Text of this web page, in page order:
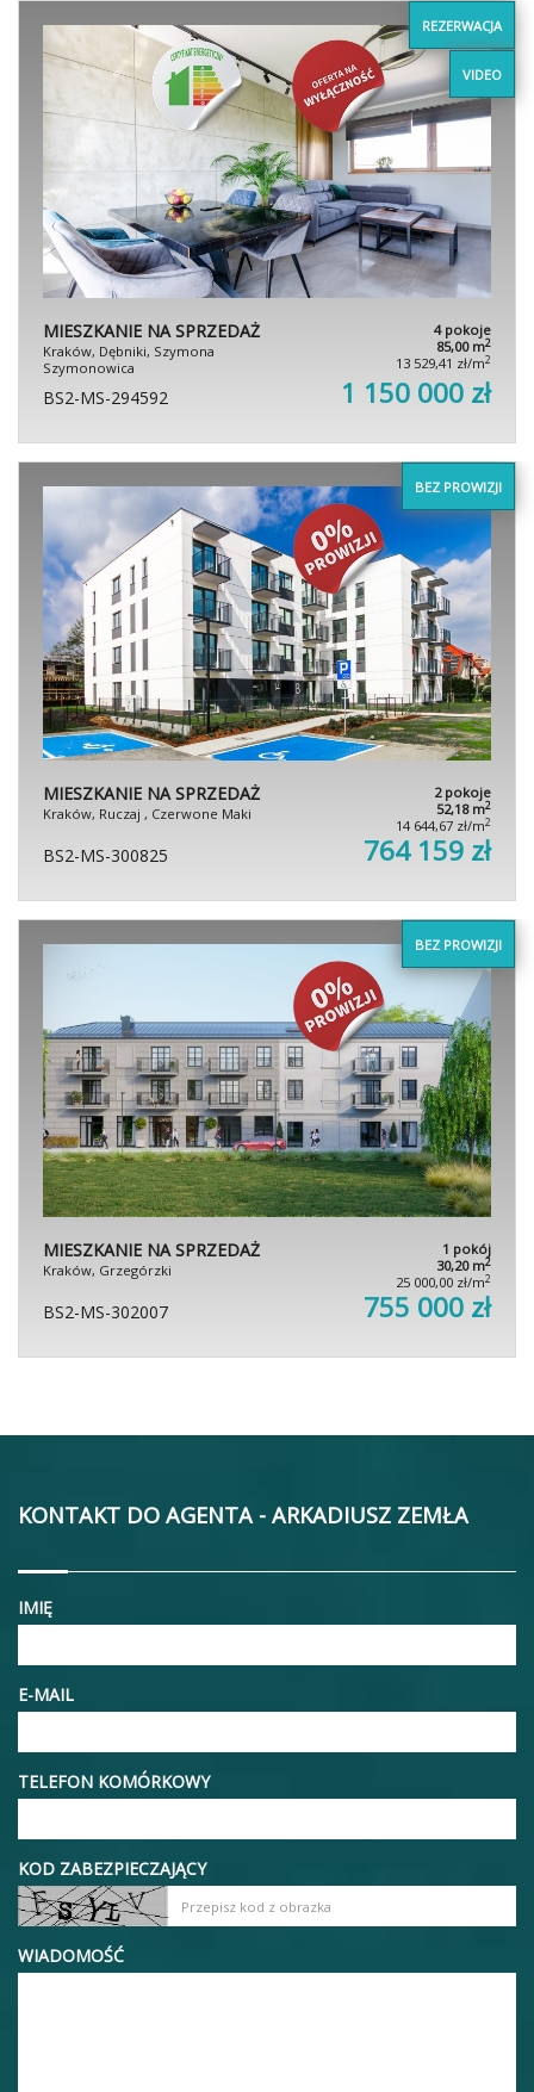
REZERWACJA
VIDEO
MIESZKANIE NA SPRZEDAŻ
Kraków, Dębniki, Szymona
Szymonowica
4 pokoje
85,00 m2
13 529,41 zł/m2
BS2-MS-294592 1 150 000 zł
BEZ PROWIZJI
MIESZKANIE NA SPRZEDAŻ
Kraków, Ruczaj , Czerwone Maki
2 pokoje
52,18 m2
14 644,67 zł/m2
BS2-MS-300825 764 159 zł
BEZ PROWIZJI
MIESZKANIE NA SPRZEDAŻ
Kraków, Grzegórzki
1 pokój
30,20 m2
25 000,00 zł/m2
BS2-MS-302007 755 000 zł
KONTAKT DO AGENTA - ARKADIUSZ ZEMŁA
IMIĘ
E-MAIL
TELEFON KOMÓRKOWY
KOD ZABEZPIECZAJĄCY
WIADOMOŚĆ